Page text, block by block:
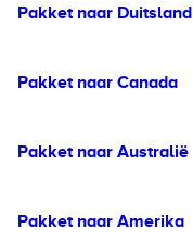
Pakket naar Duitsland
Pakket naar Canada
Pakket naar Australië
Pakket naar Amerika